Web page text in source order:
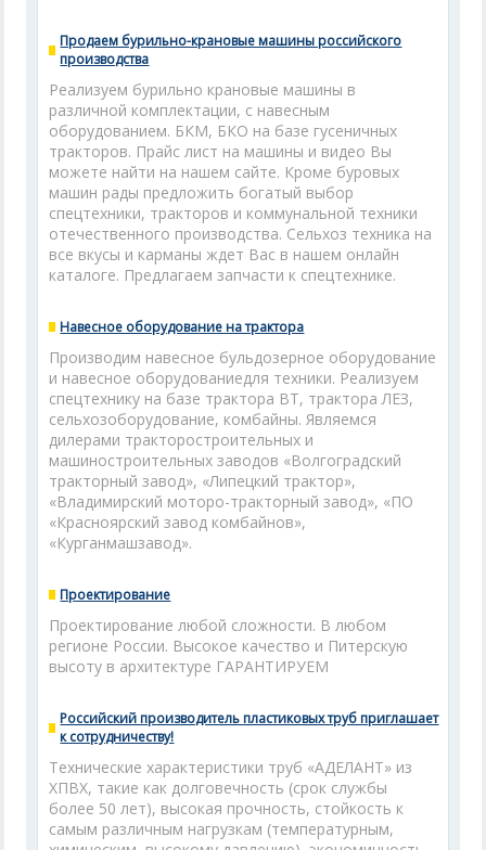
Продаем бурильно-крановые машины российского
производства
Реализуем бурильно крановые машины в
различной комплектации, с навесным
оборудованием. БКМ, БКО на базе гусеничных
тракторов. Прайс лист на машины и видео Вы
можете найти на нашем сайте. Кроме буровых
машин рады предложить богатый выбор
спецтехники, тракторов и коммунальной техники
отечественного производства. Сельхоз техника на
все вкусы и карманы ждет Вас в нашем онлайн
каталоге. Предлагаем запчасти к спецтехнике.
Навесное оборудование на трактора
Производим навесное бульдозерное оборудование
и навесное оборудованиедля техники. Реализуем
спецтехнику на базе трактора ВТ, трактора ЛЕЗ,
сельхозоборудование, комбайны. Являемся
дилерами тракторостроительных и
машиностроительных заводов «Волгоградский
тракторный завод», «Липецкий трактор»,
«Владимирский моторо-тракторный завод», «ПО
«Красноярский завод комбайнов»,
«Курганмашзавод».
Проектирование
Проектирование любой сложности. В любом
регионе России. Высокое качество и Питерскую
высоту в архитектуре ГАРАНТИРУЕМ
Российский производитель пластиковых труб приглашает
к сотрудничеству!
Технические характеристики труб «АДЕЛАНТ» из
ХПВХ, такие как долговечность (срок службы
более 50 лет), высокая прочность, стойкость к
самым различным нагрузкам (температурным,